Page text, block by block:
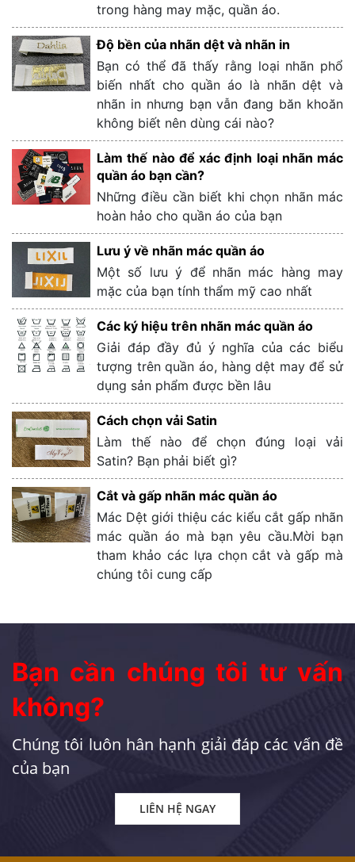
trong hàng may mặc, quần áo.
Độ bền của nhãn dệt và nhãn in
Bạn có thể đã thấy rằng loại nhãn phổ
biến nhất cho quần áo là nhãn dệt và
nhãn in nhưng bạn vẫn đang băn khoăn
không biết nên dùng cái nào?
Làm thế nào để xác định loại nhãn mác
quần áo bạn cần?
Những điều cần biết khi chọn nhãn mác
hoàn hảo cho quần áo của bạn
Lưu ý về nhãn mác quần áo
Một số lưu ý để nhãn mác hàng may
mặc của bạn tính thẩm mỹ cao nhất
Các ký hiệu trên nhãn mác quần áo
Giải đáp đầy đủ ý nghĩa của các biểu
tượng trên quần áo, hàng dệt may để sử
dụng sản phẩm được bền lâu
Cách chọn vải Satin
Làm thế nào để chọn đúng loại vải
Satin? Bạn phải biết gì?
Cắt và gấp nhãn mác quần áo
Mác Dệt giới thiệu các kiểu cắt gấp nhãn
mác quần áo mà bạn yêu cầu.Mời bạn
tham khảo các lựa chọn cắt và gấp mà
chúng tôi cung cấp
Bạn cần chúng tôi tư vấn
không?
Chúng tôi luôn hân hạnh giải đáp các vấn đề
của bạn
LIÊN HỆ NGAY